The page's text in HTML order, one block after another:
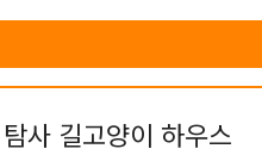
탐사 길고양이 하우스